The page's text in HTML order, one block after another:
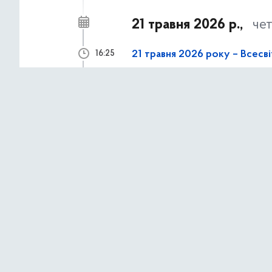
21 травня 2026 р.,
21 травня 2026 року –
16:25